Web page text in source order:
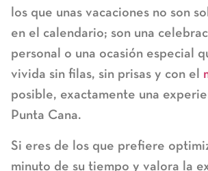
los que unas vacaciones no son
en el calendario; son una
personal o una ocasión especial
vivida sin filas, sin prisas y con el
posible, exactamente una
Punta Cana.
Si eres de los que prefiere
minuto de su tiempo y valora la